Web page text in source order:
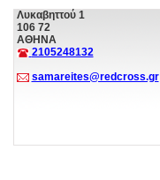
Λυκαβηττού 1
106 72
ΑΘΗΝΑ
2105248132
samareites@redcross.gr